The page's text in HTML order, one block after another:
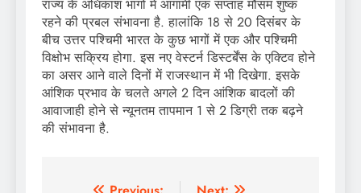
राज्य के अधिकांश भागों में आगामी एक सप्ताह मौसम शुष्क
रहने की प्रबल संभावना है. हालांकि 18 से 20 दिसंबर के
बीच उत्तर पश्चिमी भारत के कुछ भागों में एक और पश्चिमी
विक्षोभ सक्रिय होगा. इस नए वेस्टर्न डिस्टर्बेंस के एक्टिव होने
का असर आने वाले दिनों में राजस्थान में भी दिखेगा. इसके
आंशिक प्रभाव के चलते अगले 2 दिन आंशिक बादलों की
आवाजाही होने से न्यूनतम तापमान 1 से 2 डिग्री तक बढ़ने
की संभावना है.